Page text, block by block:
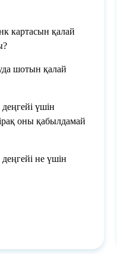
картасын қалай
шотын қалай
үшін
оны қабылдамай
не үшін